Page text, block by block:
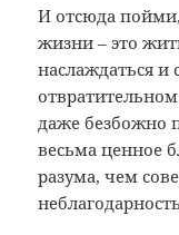
И отсюда пойми,
жизни – это
наслаждаться и
даже безбожно
весьма ценное
разума, чем